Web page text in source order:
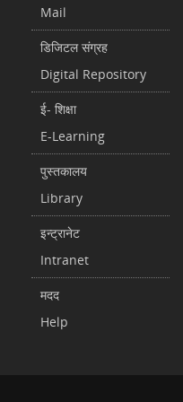
Mail
डिजिटल संग्रह
Digital Repository
ई- शिक्षा
E-Learning
पुस्तकालय
Library
इन्ट्रानेट
Intranet
मदद
Help